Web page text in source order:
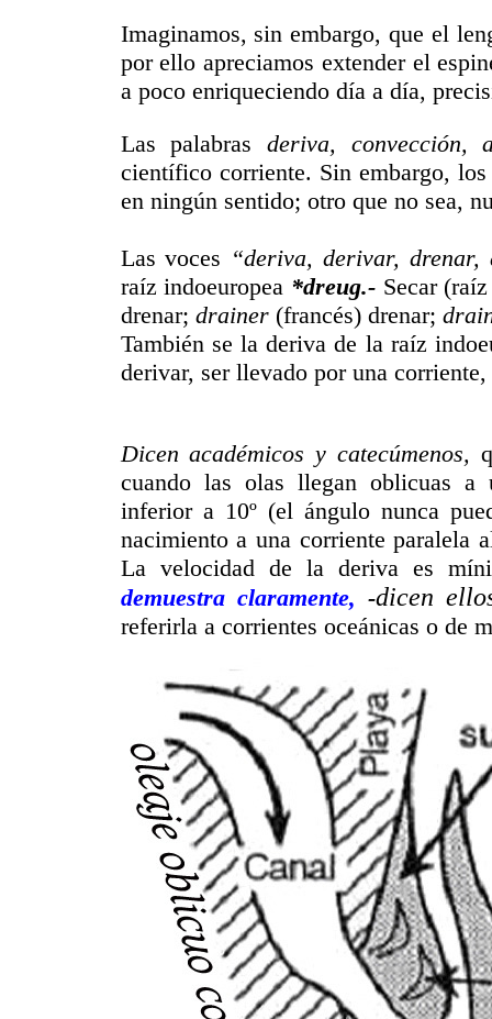
Imaginamos, sin embargo, que el
por ello apreciamos extender el
a poco enriqueciendo día a día,
Las palabras deriva, convección,
científico corriente. Sin embargo,
en ningún sentido; otro que no sea,
Las voces “deriva, derivar,
raíz indoeuropea *dreug.-Secar
drenar; drainer(francés) drenar;
También se la deriva de la raíz
derivar, ser llevado por una
Dicen académicos y catecúmenos,
cuando las olas llegan oblicuas a
inferior a 10º (el ángulo nunca
nacimiento a una corriente
La velocidad de la deriva es
demuestra claramente, -dicen
referirla a corrientes oceánicas o de